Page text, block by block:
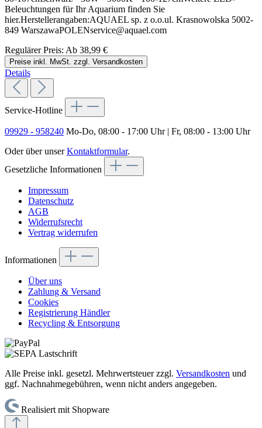
Beleuchtungen für Ihr Aquarium finden Sie
hier.Herstellerangaben:AQUAEL sp. z o.o.ul. Krasnowolska 5002-
849 WarszawaPOLENservice@aquael.com
Regulärer Preis: Ab 38,99 €
Preise inkl. MwSt. zzgl. Versandkosten
Details
Service-Hotline
09929 - 958240 Mo-Do, 08:00 - 17:00 Uhr | Fr, 08:00 - 13:00 Uhr
Oder über unserKontaktformular.
Gesetzliche Informationen
Impressum
Datenschutz
AGB
Widerrufsrecht
Vertrag widerrufen
Informationen
Über uns
Zahlung & Versand
Cookies
Registrierung Händler
Recycling & Entsorgung
Alle Preise inkl. gesetzl. Mehrwertsteuer zzgl. Versandkosten und
ggf. Nachnahmegebühren, wenn nicht anders angegeben.
Realisiert mit Shopware